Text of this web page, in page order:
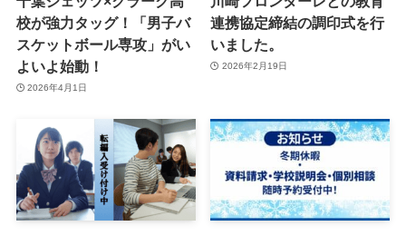
校が強力タッグ！「男子バ
スケットボール専攻」がい
よいよ始動！
2026年4月1日
連携協定締結の調印式を行
いました。
2026年2月19日